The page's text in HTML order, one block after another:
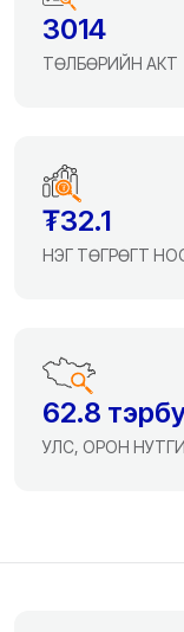
3014
ТӨЛБӨРИЙН АКТ
₮32.1
НЭГ ТӨГРӨГТ
62.8
УЛС, ОРОН